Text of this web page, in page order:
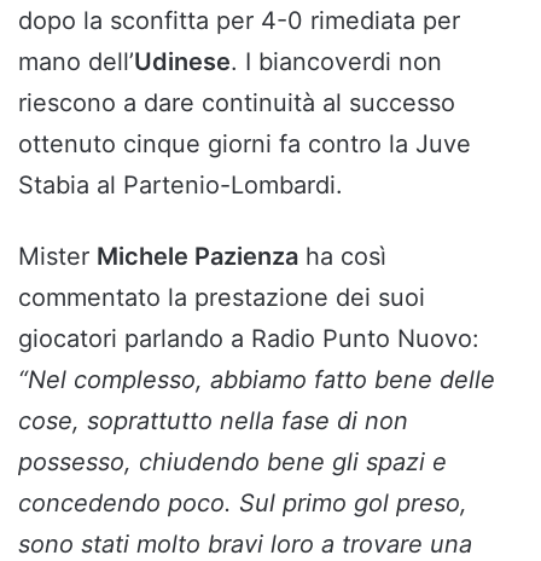
dopo la sconfitta per 4-0 rimediata per
mano dell’Udinese. I biancoverdi non
riescono a dare continuità al successo
ottenuto cinque giorni fa contro la Juve
Stabia al Partenio-Lombardi.
Mister Michele Pazienza ha così
commentato la prestazione dei suoi
giocatori parlando a Radio Punto Nuovo:
“Nel complesso, abbiamo fatto bene delle
cose, soprattutto nella fase di non
possesso, chiudendo bene gli spazi e
concedendo poco. Sul primo gol preso,
sono stati molto bravi loro a trovare una